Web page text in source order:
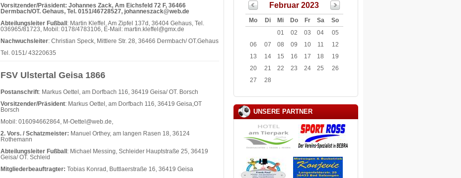
Vorsitzender/Präsident: Johannes Zack, Am Eichsfeld 72 F, 36466
Dermbach/OT. Gehaus, Tel. 0151/46728527, johanneszack@web.de
Abteilungsleiter Fußball : Martin Kleffel, Am Zipfel 137d, 36404 Gehaus, Tel.
036965/81723, Mobil: 0178/4783106, E-Mail: martin.kleffel@gmx.de
Nachwuchsleiter: Christian Speck, Mittlere Str. 28, 36466 Dermbach/ OT.Gehaus
Tel. 0151/ 43220635
FSV Ulstertal Geisa 1866
Postanschrift: Markus Oettel, am Dorfbach 116, 36419 Geisa/ OT. Borsch
Vorsitzender/Präsident: Markus Oettel, am Dorfbach 116, 36419 Geisa,OT
Borsch
Mobil: 016094662864, M-Oettel@web.de,
2. Vors. / Schatzmeister: Manuel Orthey, am langen Rasen 18, 36124
Rothemann
Abteilungsleiter Fußball : Michael Messing, Schleider Hauptstraße 25, 36419
Geisa/ OT. Schleid
Mitgliederbeauftragter: Tobias Konrad, Buttlaerstraße 16, 36419 Geisa
Februar 2023
Mo Di Mi Do Fr Sa
So
01
02 03 04
05
06
07 08 09 10 11
12
13
14 15 16 17 18
19
20
21 22 23 24 25
26
27
28
UNSERE PARTNER